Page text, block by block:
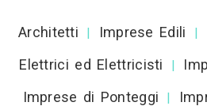
Architetti | Imprese Edili |
Elettrici ed Elettricisti
|
Imprese di Ponteggi |